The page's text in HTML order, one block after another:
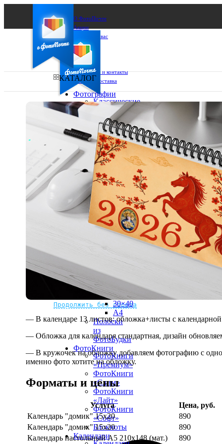
О ФотоПочте
Акции
Сделаем за вас
Бизнесу
FAQ
Франшиза
Поддержка и контакты
Оплата и доставка
Ваш город:
Ваш регион доставки
Выберите из списка:
Не нашли Ваш город?
Мы доставляем по всему миру
Продолжить без города
КАТАЛОГ
Фотографии
Классические
10х10
10х15
13х18
15х15
15х20
20х20
30х30
30х40
А4
Фото
рамке
10х10
10×15
15×15
20×20
20×30
30×30
30×40
A4
Полоски
из
ФотоБудки
ФотоКниги
ФотоКниги
«Премиум»
ФотоКниги
«Слим»
ФотоКниги
«Лайт»
ФотоКниги
«Софт»
Блокноты
Календари
— В календаре 13 листов: обложка+листы с календарной
— Обложка для календаря стандартная, дизайн
— В кружочек на обложку добавляем фотографию с
именно фото хотите на обложку.
Форматы и цены
Услуга
Цена, руб.
Календарь "домик" 15х20
890
Календарь "домик" 15х20
890
Календарь настольный А5 210х148 (мат.)
890